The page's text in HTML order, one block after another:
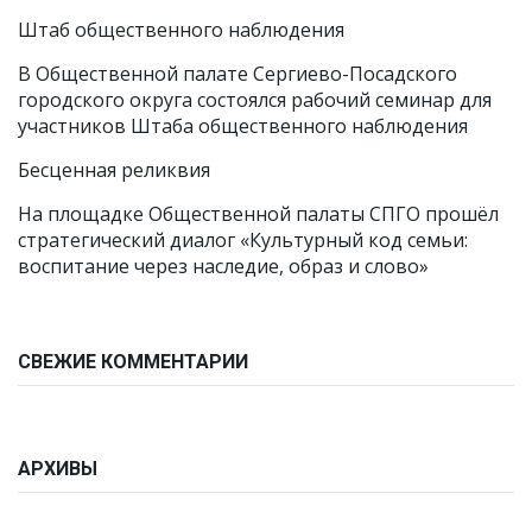
Штаб общественного наблюдения
В Общественной палате Сергиево-Посадского
городского округа состоялся рабочий семинар для
участников Штаба общественного наблюдения
Бесценная реликвия
На площадке Общественной палаты СПГО прошёл
стратегический диалог «Культурный код семьи:
воспитание через наследие, образ и слово»
СВЕЖИЕ КОММЕНТАРИИ
АРХИВЫ